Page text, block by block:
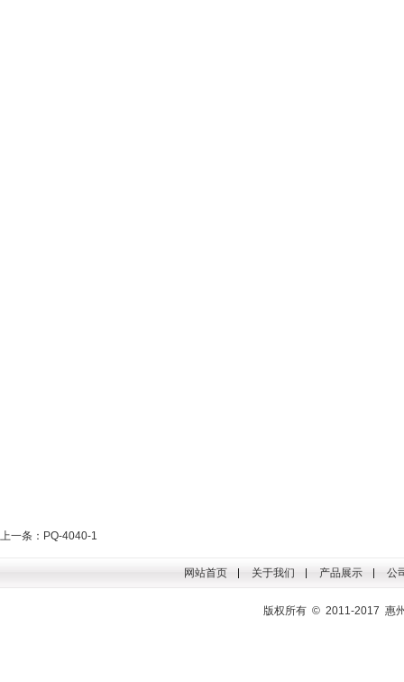
上一条：PQ-4040-1
网站首页 关于我们 产品展示 公
版权所有 © 2011-2017 惠